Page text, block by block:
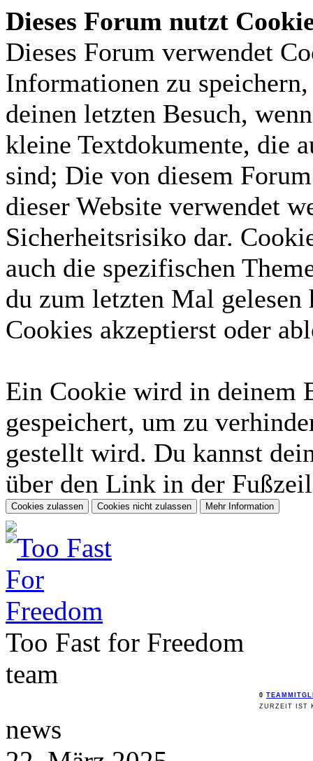
Dieses Forum nutzt
Dieses Forum verwendet
Informationen zu
deinen letzten Besuch,
kleine Textdokumente, die
sind; Die von diesem
dieser Website verwendet
Sicherheitsrisiko dar.
auch die spezifischen
du zum letzten Mal gelesen
Cookies akzeptierst oder
Ein Cookie wird in deinem
gespeichert, um zu
gestellt wird. Du kannst
über den Link in der
Too Fast for Freedom
team
0
ZURZEIT IST
news